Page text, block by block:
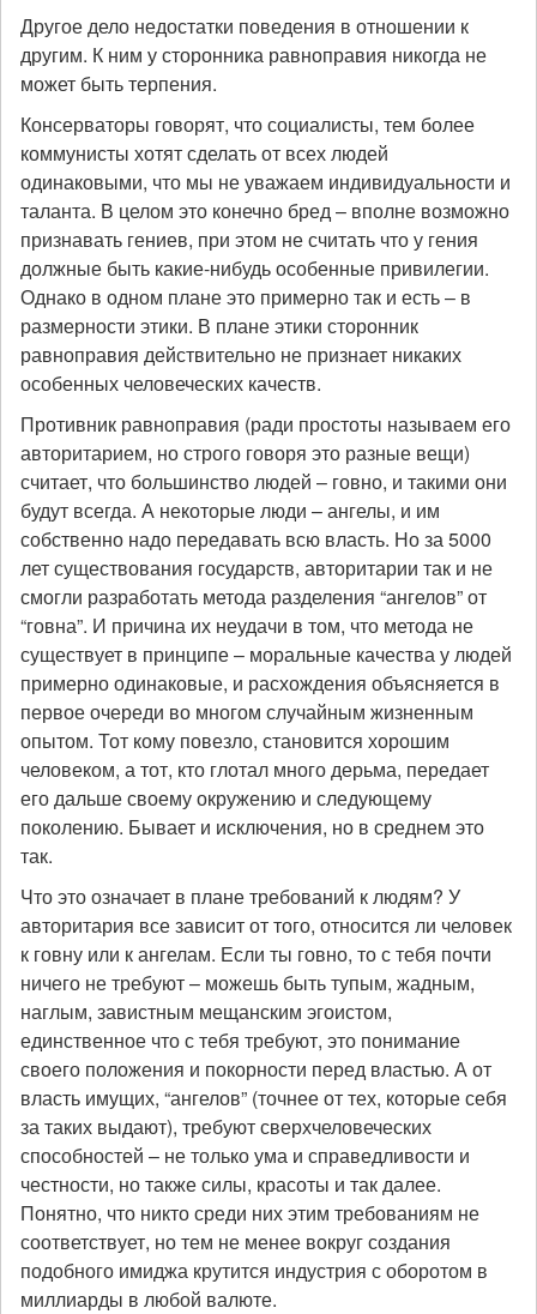
Другое дело недостатки поведения в отношении к
другим. К ним у сторонника равноправия никогда не
может быть терпения.
Консерваторы говорят, что социалисты, тем более
коммунисты хотят сделать от всех людей
одинаковыми, что мы не уважаем индивидуальности и
таланта. В целом это конечно бред – вполне возможно
признавать гениев, при этом не считать что у гения
должные быть какие-нибудь особенные привилегии.
Однако в одном плане это примерно так и есть – в
размерности этики. В плане этики сторонник
равноправия действительно не признает никаких
особенных человеческих качеств.
Противник равноправия (ради простоты называем его
авторитарием, но строго говоря это разные вещи)
считает, что большинство людей – говно, и такими они
будут всегда. А некоторые люди – ангелы, и им
собственно надо передавать всю власть. Но за 5000
лет существования государств, авторитарии так и не
смогли разработать метода разделения “ангелов” от
“говна”. И причина их неудачи в том, что метода не
существует в принципе – моральные качества у людей
примерно одинаковые, и расхождения объясняется в
первое очереди во многом случайным жизненным
опытом. Тот кому повезло, становится хорошим
человеком, а тот, кто глотал много дерьма, передает
его дальше своему окружению и следующему
поколению. Бывает и исключения, но в среднем это
так.
Что это означает в плане требований к людям? У
авторитария все зависит от того, относится ли человек
к говну или к ангелам. Если ты говно, то с тебя почти
ничего не требуют – можешь быть тупым, жадным,
наглым, завистным мещанским эгоистом,
единственное что с тебя требуют, это понимание
своего положения и покорности перед властью. А от
власть имущих, “ангелов” (точнее от тех, которые себя
за таких выдают), требуют сверхчеловеческих
способностей – не только ума и справедливости и
честности, но также силы, красоты и так далее.
Понятно, что никто среди них этим требованиям не
соответствует, но тем не менее вокруг создания
подобного имиджа крутится индустрия с оборотом в
миллиарды в любой валюте.